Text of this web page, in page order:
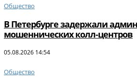
Общество
В Петербурге задержали
мошеннических колл-центров
05.08.2026 14:54
Общество